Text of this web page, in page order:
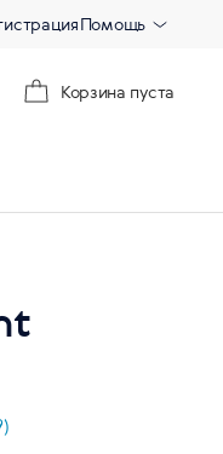
Помощь
Корзина пуста